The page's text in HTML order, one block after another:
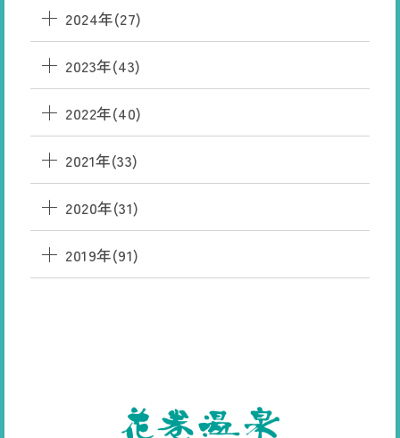
2024年(27)
2023年(43)
2022年(40)
2021年(33)
2020年(31)
2019年(91)
HANAMAKI